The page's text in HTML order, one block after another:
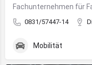
0831/57447-14
Mobilität